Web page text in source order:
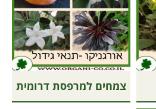
צמחים למרפסת דרומית